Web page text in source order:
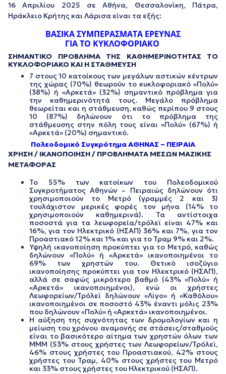
16 Απριλίου 2025 σε Αθήνα, Θεσσαλονίκη, Πάτρα,
Ηράκλειο Κρήτης και Λάρισα είναι τα εξής:
ΒΑΣΙΚΑ ΣΥΜΠΕΡΑΣΜΑΤΑ ΕΡΕΥΝΑΣ
ΓΙΑ ΤΟ ΚΥΚΛΟΦΟΡΙΑΚΟ
ΣΗΜΑΝΤΙΚΟ ΠΡΟΒΛΗΜΑ ΤΗΣ ΚΑΘΗΜΕΡΙΝΟΤΗΤΑΣ ΤΟ
ΚΥΚΛΟΦΟΡΙΑΚΟ ΚΑΙ Η ΣΤΑΘΜΕΥΣΗ
7 στους 10 κατοίκους των μεγάλων αστικών κέντρων
της χώρας (70%) θεωρούν το κυκλοφοριακό «Πολύ»
(38%) ή «Αρκετά» (32%) σημαντικό πρόβλημα για
την καθημερινότητά τους. Μεγάλο πρόβλημα
θεωρείται και η στάθμευση, καθώς περίπου 9 στους
10 (87%) δηλώνουν ότι το πρόβλημα της
στάθμευσης στην πόλη τους είναι «Πολύ» (67%) ή
«Αρκετά» (20%) σημαντικό.
Πολεοδομικό Συγκρότημα ΑΘΗΝΑΣ – ΠΕΙΡΑΙΑ
ΧΡΗΣΗ / ΙΚΑΝΟΠΟΙΗΣΗ / ΠΡΟΒΛΗΜΑΤΑ ΜΕΣΩΝ ΜΑΖΙΚΗΣ
ΜΕΤΑΦΟΡΑΣ
Το 55% των κατοίκων του Πολεοδομικού
Συγκροτήματος Αθηνών – Πειραιώς δηλώνουν ότι
χρησιμοποιούν το Μετρό (γραμμές 2 και 3)
τουλάχιστον μερικές φορές τον μήνα (14% το
χρησιμοποιούν καθημερινά). Τα αντίστοιχα
ποσοστά για τα λεωφορεία/τρόλεϊ είναι 47% και
16%, για τον Ηλεκτρικό (ΗΣΑΠ) 36% και 7%, για τον
Προαστιακό 12% και 1% και για το Τραμ 9% και 2%.
Υψηλή ικανοποίηση προκύπτει για το Μετρό, καθώς
δηλώνουν «Πολύ» ή «Αρκετά» ικανοποιημένοι το
69% των χρηστών του. Θετικό ισοζύγιο
ικανοποίησης προκύπτει για τον Ηλεκτρικό (ΗΣΑΠ),
αλλά σε σαφώς μικρότερο βαθμό (43% «Πολύ» ή
«Αρκετά» ικανοποιημένοι), ενώ οι χρήστες
Λεωφορείων/Τρόλεϊ δηλώνουν «Λίγο» ή «Καθόλου»
ικανοποιημένοι σε ποσοστό 43% έναντι μόλις 23%
που δηλώνουν «Πολύ» ή «Αρκετά» ικανοποιημένοι.
Η αύξηση της συχνότητας των δρομολογίων και η
μείωση του χρόνου αναμονής σε στάσεις/σταθμούς
είναι το βασικότερο αίτημα των χρηστών όλων των
ΜΜΜ (53% στους χρήστες των Λεωφορείων/Τρόλεϊ,
46% στους χρήστες του Προαστιακού, 42% στους
χρήστες του Τραμ, 40% στους χρήστες του Μετρό
και 33% στους χρήστες του Ηλεκτρικού (ΗΣΑΠ).